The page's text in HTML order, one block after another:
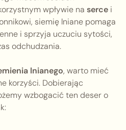
wpływie na serce i
siemię lniane pomaga
i sprzyja uczuciu sytości,
odchudzania.
lnianego, warto mieć
korzyści. Dobierając
wzbogacić ten deser o